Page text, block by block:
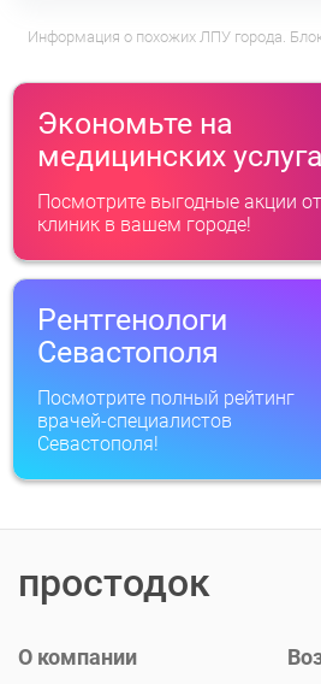
Информация о похожих ЛПУ города.
Экономьте на
медицинских
Посмотрите выгодные акции от
клиник в вашем городе!
Рентгенологи
Севастополя
Посмотрите полный рейтинг
врачей-специалистов
Севастополя!
простодок
О компании